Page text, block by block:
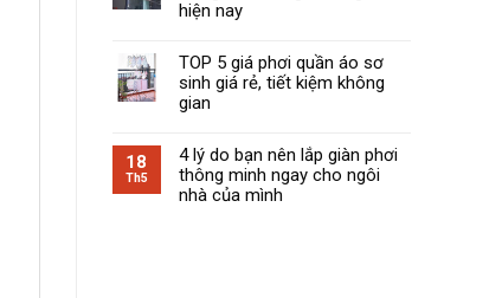
hiện nay
TOP 5 giá phơi quần áo sơ
sinh giá rẻ, tiết kiệm không
gian
18
Th5
4 lý do bạn nên lắp giàn phơi
thông minh ngay cho ngôi
nhà của mình